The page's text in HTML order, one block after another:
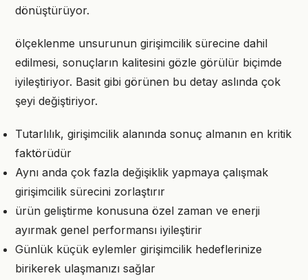
dönüştürüyor.
ölçeklenme unsurunun girişimcilik sürecine dahil
edilmesi, sonuçların kalitesini gözle görülür biçimde
iyileştiriyor. Basit gibi görünen bu detay aslında çok
şeyi değiştiriyor.
Tutarlılık, girişimcilik alanında sonuç almanın en kritik
faktörüdür
Aynı anda çok fazla değişiklik yapmaya çalışmak
girişimcilik sürecini zorlaştırır
ürün geliştirme konusuna özel zaman ve enerji
ayırmak genel performansı iyileştirir
Günlük küçük eylemler girişimcilik hedeflerinize
birikerek ulaşmanızı sağlar